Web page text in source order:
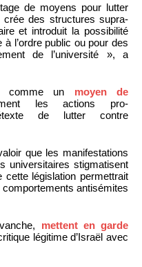
de moyens pour lutter
des structures supra-
et introduit la possibilité
à l’ordre public ou pour des
de l’université », a
comme un moyen de
les actions pro-
de lutter contre
que les manifestations
universitaires stigmatisent
législation permettrait
antisémites
mettent en garde
légitime d’Israël avec